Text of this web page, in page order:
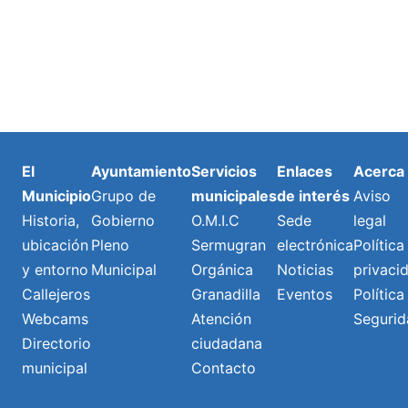
El
Municipio
Historia,
ubicación
y entorno
Callejeros
Webcams
Directorio
municipal
Ayuntamiento
Grupo de
Gobierno
Pleno
Municipal
Servicios
municipales
O.M.I.C
Sermugran
Orgánica
Granadilla
Atención
ciudadana
Contacto
Enlaces
de interés
Sede
electrónica
Noticias
Eventos
Acerca
Aviso
legal
Política
Política